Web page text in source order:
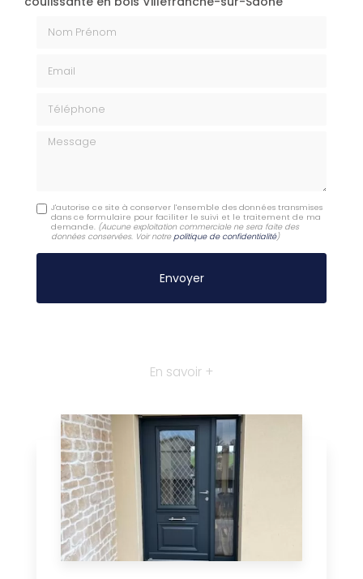
Message
J'autorise ce site à conserver l'ensemble des données transmises
dans ce formulaire pour faciliter le suivi et le traitement de ma
demande. (Aucune exploitation commerciale ne sera faite des
données conservées. Voir notrepolitique de confidentialité)
En savoir +